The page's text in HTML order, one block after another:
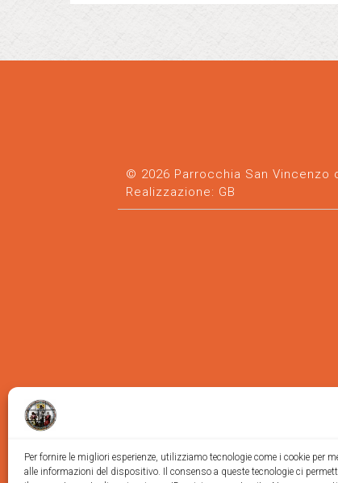
Per fornire le migliori esperienze, utilizziamo tecnologie come i cookie per
alle informazioni del dispositivo. Il consenso a queste tecnologie ci
© 2026 Parrocchia San Vincenzo
Realizzazione: GB